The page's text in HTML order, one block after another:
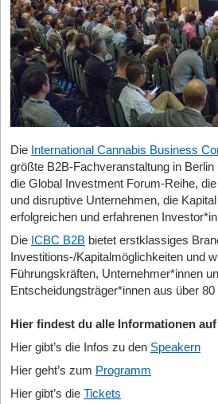
Die International Cannabis Business
größte B2B-Fachveranstaltung in
die Global Investment Forum-Reihe,
und disruptive Unternehmen, die
erfolgreichen und erfahrenen
Die ICBC B2B bietet erstklassiges
Investitions-/Kapitalmöglichkeiten und
Führungskräften, Unternehmer*innen
Entscheidungsträger*innen aus über
Hier findest du alle Informationen
Hier gibt’s die Infos zu den Speakern
Hier geht’s zum Programm
Hier gibt’s die Tickets